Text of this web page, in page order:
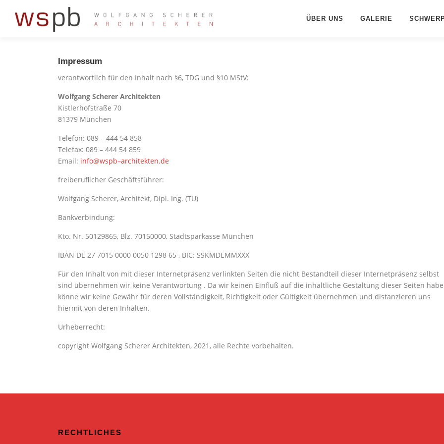
Inhalt
springen
ÜBER UNS GALERIE
Impressum
verantwortlich für den Inhalt nach §6, TDG und §10 MStV:
Wolfgang Scherer Architekten
Kistlerhofstraße 70
81379 München
Telefon: 089 – 444 54 858
Telefax: 089 – 444 54 859
Email: info@wspb–architekten.de
freiberuflicher Geschäftsführer:
Wolfgang Scherer, Architekt, Dipl. Ing. (TU)
Bankverbindung:
Kto. Nr. 50129865, Blz. 70150000, Stadtsparkasse München
IBAN DE 27 7015 0000 0050 1298 65 , BIC: SSKMDEMMXXX
Für den Inhalt von mit dieser Internetpräsenz verlinkten Seiten die nicht Bestandteil dieser Internetpräsenz selbst
sind übernehmen wir keine Verantwortung . Da wir keinen Einfluß auf die inhaltliche Gestaltung dieser Seiten
könne wir keine Gewähr für deren Vollständigkeit, Richtigkeit oder Gültigkeit übernehmen und distanzieren uns
hiermit von deren Inhalten.
Urheberrecht:
copyright Wolfgang Scherer Architekten, 2021, alle Rechte vorbehalten.
RECHTLICHES